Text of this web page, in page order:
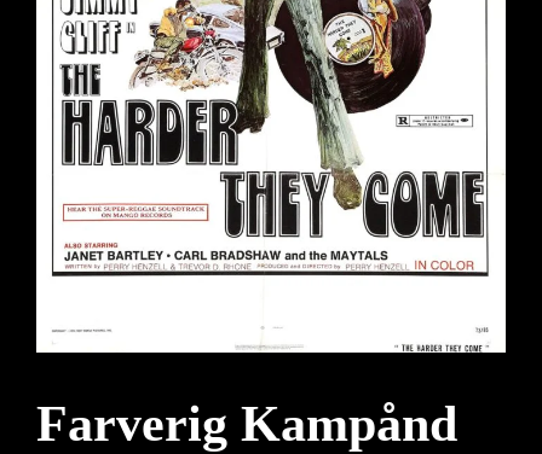
Farverig Kampånd